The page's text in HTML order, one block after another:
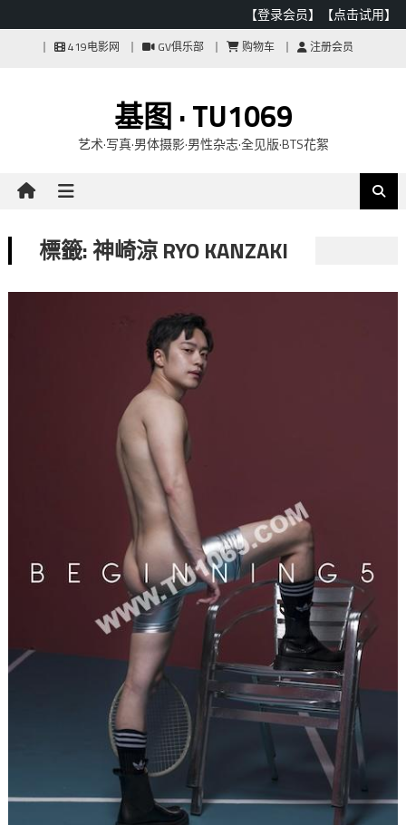
【登录会员】 【点击试用】
419电影网 GV俱乐部 购物车 注册会员
基图 · TU1069
艺术·写真·男体摄影·男性杂志·全见版·BTS花絮
標籤: 神崎涼 RYO KANZAKI